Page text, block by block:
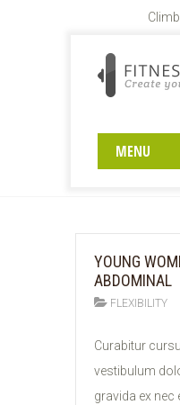
MENU
BLOG I
Home Blog
YOUNG
ABDOMINAL
FLEXIBILITY
11
FEB
Curabitur
vestibulum
gravida ex nec